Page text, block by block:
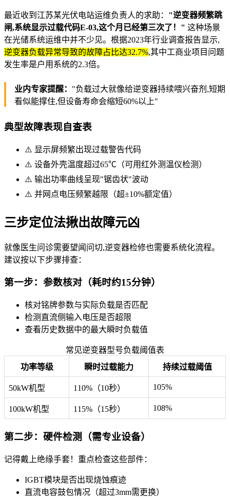
最近收到江苏某光伏电站运维负责人的求助： "逆变器频繁跳
闸,系统显示过载代码E-03,这个月已经第三次了！" 这种场景
在光储系统运维中并不少见。根据2023年行业调查报告显示,
逆变器负载异常导致的故障占比达32.7%,其中工商业项目问题
发生率是户用系统的2.3倍。
业内专家提醒： "负载过大就像给逆变器持续喂兴奋剂,短期
看似能撑住,但设备寿命会缩短60%以上"
典型故障表现自查表
⚠️ 显示屏频繁出现过载警告代码
⚠️ 设备外壳温度超过65℃（可用红外测温仪检测）
⚠️ 输出功率曲线呈现"锯齿状"波动
⚠️ 并网点电压频繁越限（超±10%额定值）
三步定位法揪出故障元凶
就像医生问诊需要望闻问切,逆变器检修也需要系统化流程。
建议按以下步骤排查：
第一步：参数核对（耗时约15分钟）
核对铭牌参数与实际负载是否匹配
检测直流侧输入电压是否超限
查看历史数据中的最大瞬时负载值
常见逆变器型号负载阈值表
功率等级
瞬时过载能力 持续过载阈值
50kW机型 110%（10秒） 105%
100kW机型 115%（15秒） 108%
第二步：硬件检测（需专业设备）
记得戴上绝缘手套！重点检查这些部件：
IGBT模块是否出现烧蚀痕迹
直流电容鼓包情况（超过3mm需更换）